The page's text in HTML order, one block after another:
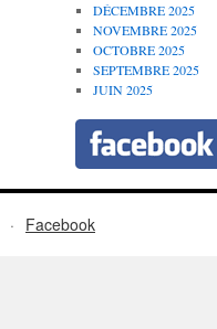
DÉCEMBRE 2025
NOVEMBRE 2025
OCTOBRE 2025
SEPTEMBRE 2025
JUIN 2025
· Facebook